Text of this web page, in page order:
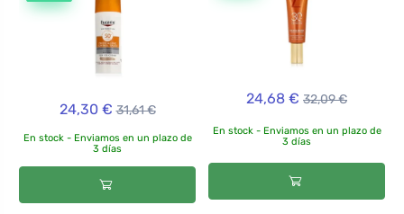
24,30 € 31,61 €
En stock - Enviamos en un plazo de
3 días
24,68 € 32,09 €
En stock - Enviamos en un plazo de
3 días